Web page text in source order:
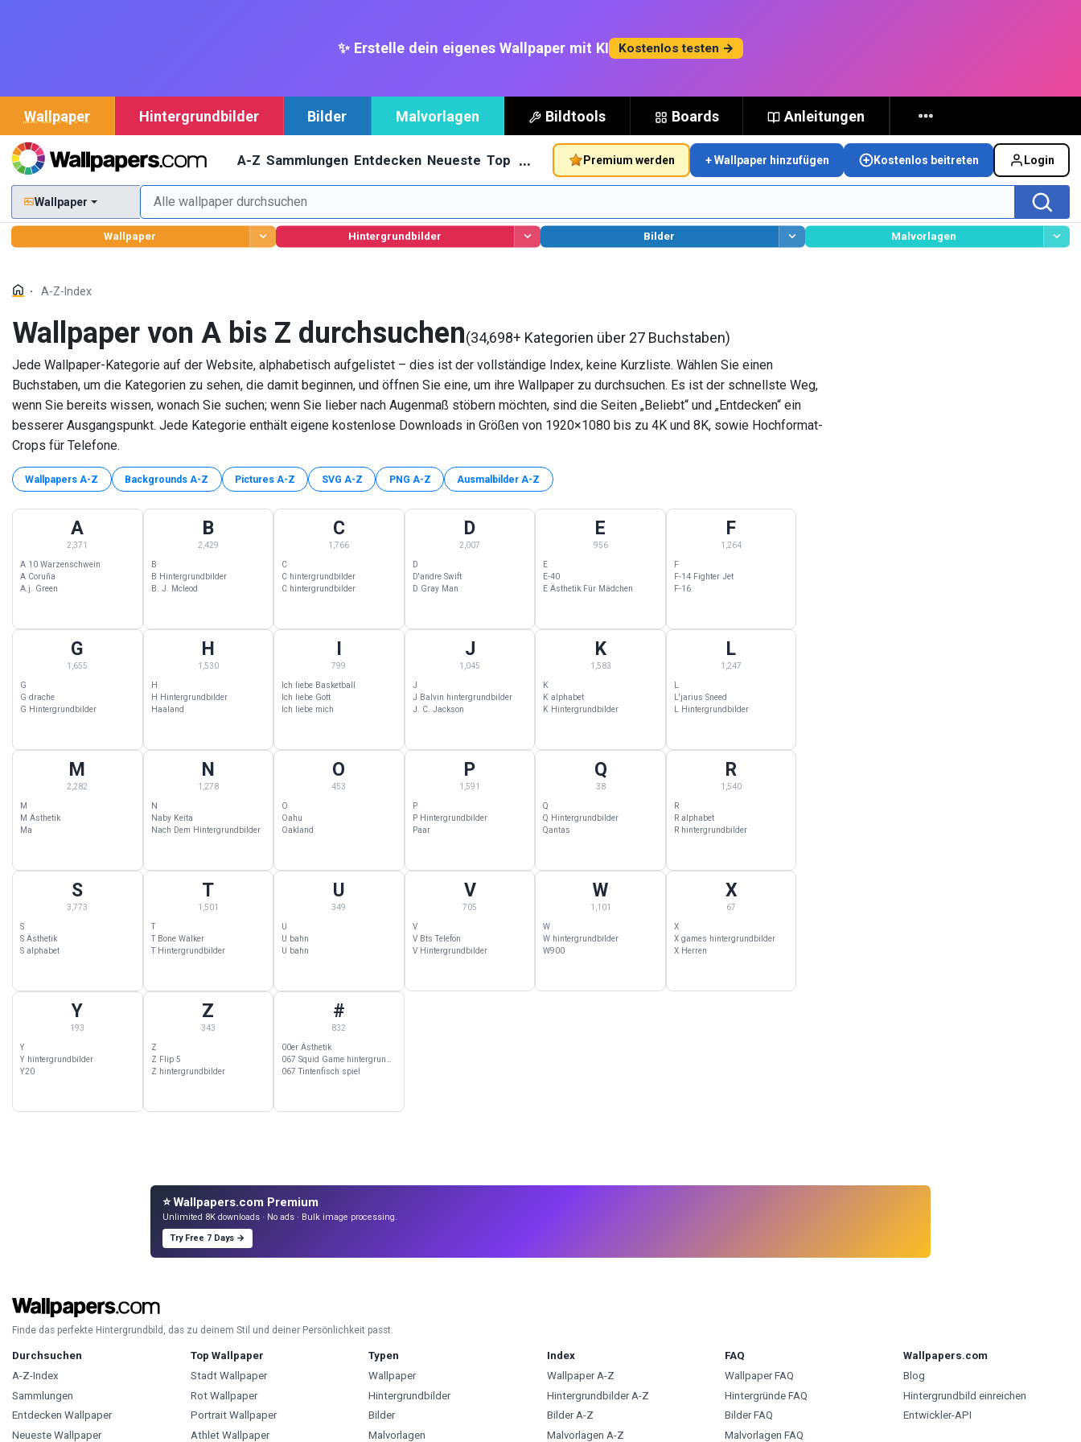
✨ Erstelle dein eigenes Wallpaper mit KI Kostenlos testen →
Wallpaper Hintergrundbilder Bilder Malvorlagen Bildtools Boards Anleitungen
A-Z Sammlungen Entdecken Neueste Top … Premium werden + Wallpaper hinzufügen Kostenlos beitreten Login
Wallpaper
Wallpaper Hintergrundbilder Bilder Malvorlagen
A-Z-Index
Wallpaper von A bis Z durchsuchen(34,698+ Kategorien über 27 Buchstaben)
Jede Wallpaper-Kategorie auf der Website, alphabetisch aufgelistet – dies ist der vollständige Index, keine Kurzliste. Wählen Sie einen
Buchstaben, um die Kategorien zu sehen, die damit beginnen, und öffnen Sie eine, um ihre Wallpaper zu durchsuchen. Es ist der schnellste Weg,
wenn Sie bereits wissen, wonach Sie suchen; wenn Sie lieber nach Augenmaß stöbern möchten, sind die Seiten „Beliebt“ und „Entdecken“ ein
besserer Ausgangspunkt. Jede Kategorie enthält eigene kostenlose Downloads in Größen von 1920×1080 bis zu 4K und 8K, sowie Hochformat-
Crops für Telefone.
Wallpapers A-Z Backgrounds A-Z Pictures A-Z SVG A-Z PNG A-Z Ausmalbilder A-Z
A Wallpapers — 2,371 Kategorien beginnend mit A
A
2,371
A 10 Warzenschwein
A Coruña
A.j. Green
B Wallpapers — 2,429 Kategorien beginnend mit B
B
2,429
B
B Hintergrundbilder
B. J. Mcleod
C Wallpapers — 1,766 Kategorien beginnend mit C
C
1,766
C
C hintergrundbilder
C hintergrundbilder
D Wallpapers — 2,007 Kategorien beginnend mit D
D
2,007
D
D'andre Swift
D Gray Man
E Wallpapers — 956 Kategorien beginnend mit E
E
956
E
E-40
E Ästhetik Für Mädchen
F Wallpapers — 1,264 Kategorien beginnend mit F
F
1,264
F
F-14 Fighter Jet
F-16
G Wallpapers — 1,655 Kategorien beginnend mit G
G
1,655
G
G drache
G Hintergrundbilder
H Wallpapers — 1,530 Kategorien beginnend mit H
H
1,530
H
H Hintergrundbilder
Haaland
I Wallpapers — 799 Kategorien beginnend mit I
799
Ich liebe Basketball
Ich liebe Gott
Ich liebe mich
J Wallpapers — 1,045 Kategorien beginnend mit J
J
1,045
J
J Balvin hintergrundbilder
J. C. Jackson
K Wallpapers — 1,583 Kategorien beginnend mit K
K
1,583
K
K alphabet
K Hintergrundbilder
L
1,247
L'jarius Sneed
L Hintergrundbilder
M Wallpapers — 2,282 Kategorien beginnend mit M
M
2,282
M
M Ästhetik
Ma
N Wallpapers — 1,278 Kategorien beginnend mit N
N
1,278
N
Naby Keita
Nach Dem Hintergrundbilder
O Wallpapers — 453 Kategorien beginnend mit O
O
453
O
Oahu
Oakland
P Wallpapers — 1,591 Kategorien beginnend mit P
P
1,591
P
P Hintergrundbilder
Paar
Q Wallpapers — 38 Kategorien beginnend mit Q
Q
38
Q
Q Hintergrundbilder
Qantas
R Wallpapers — 1,540 Kategorien beginnend mit R
R
1,540
R
R alphabet
R hintergrundbilder
S Wallpapers — 3,773 Kategorien beginnend mit S
S
3,773
S
S Ästhetik
S alphabet
T Wallpapers — 1,501 Kategorien beginnend mit T
T
1,501
T
T Bone Walker
T Hintergrundbilder
U Wallpapers — 349 Kategorien beginnend mit U
U
349
U
U bahn
U bahn
V Wallpapers — 705 Kategorien beginnend mit V
V
705
V
V Bts Telefon
V Hintergrundbilder
W Wallpapers — 1,101 Kategorien beginnend mit W
W
1,101
W
W hintergrundbilder
W900
X Wallpapers — 67 Kategorien beginnend mit X
X
67
X
X games hintergrundbilder
X Herren
Y Wallpapers — 193 Kategorien beginnend mit Y
Y
193
Y
Y hintergrundbilder
Y20
Z Wallpapers — 343 Kategorien beginnend mit Z
Z
343
Z
Z Flip 5
Z hintergrundbilder
# Wallpapers — 832 Kategorien beginnend mit #
#
832
00er Ästhetik
067 Tintenfisch spiel
⭐ Wallpapers.com Premium
Unlimited 8K downloads · No ads · Bulk image processing.
Try Free 7 Days →
Finde das perfekte Hintergrundbild, das zu deinem Stil und deiner Persönlichkeit passt.
Durchsuchen
A-Z-Index
Sammlungen
Entdecken Wallpaper
Neueste Wallpaper
Top Wallpaper
Stadt Wallpaper
Rot Wallpaper
Portrait Wallpaper
Athlet Wallpaper
Typen
Wallpaper
Hintergrundbilder
Bilder
Malvorlagen
Index
Wallpaper A-Z
Hintergrundbilder A-Z
Bilder A-Z
Malvorlagen A-Z
FAQ
Wallpaper FAQ
Hintergründe FAQ
Bilder FAQ
Malvorlagen FAQ
Wallpapers.com
Blog
Hintergrundbild einreichen
Entwickler-API